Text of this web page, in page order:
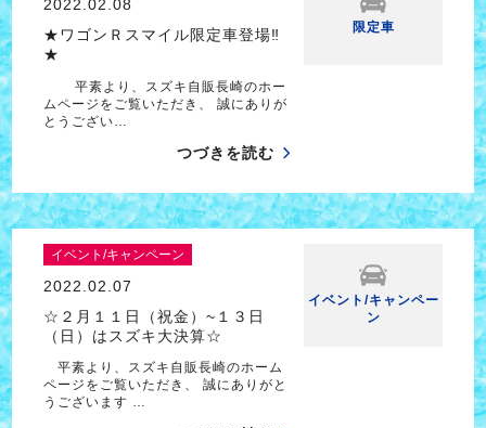
2022.02.08
★ワゴンＲスマイル限定車登場‼
★
平素より、スズキ自販長崎のホー
ムページをご覧いただき、 誠にありが
とうござい…
つづきを読む
限定車
イベント/キャンペーン
2022.02.07
☆２月１１日（祝金）~１３日
（日）はスズキ大決算☆
平素より、スズキ自販長崎のホーム
ページをご覧いただき、 誠にありがと
うございます …
イベント/キャンペー
ン